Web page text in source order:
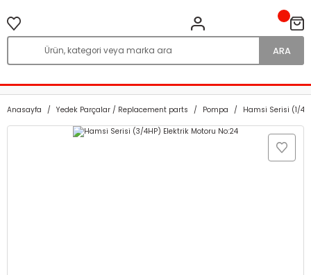
ARA
Anasayfa Yedek Parçalar / Replacement parts Pompa Hamsi Serisi (1/